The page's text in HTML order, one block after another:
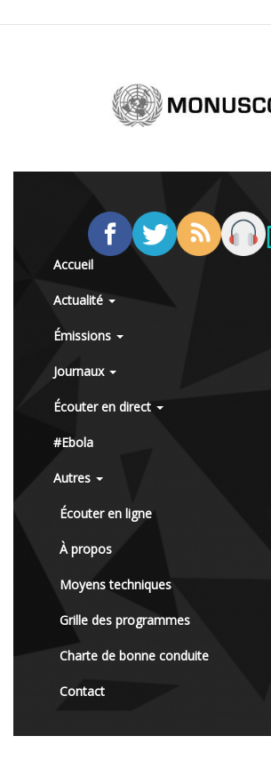
Accueil
Actualité
Émissions
Journaux
Écouter en direct
#Ebola
Autres
Écouter en ligne
À propos
Moyens techniques
Grille des programmes
Charte de bonne conduite
Contact